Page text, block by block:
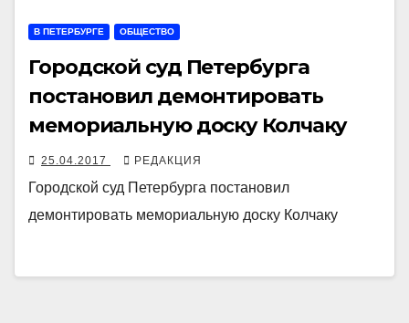
В ПЕТЕРБУРГЕ ОБЩЕСТВО
Городской суд Петербурга
постановил демонтировать
мемориальную доску Колчаку
25.04.2017 РЕДАКЦИЯ
Городской суд Петербурга постановил
демонтировать мемориальную доску Колчаку